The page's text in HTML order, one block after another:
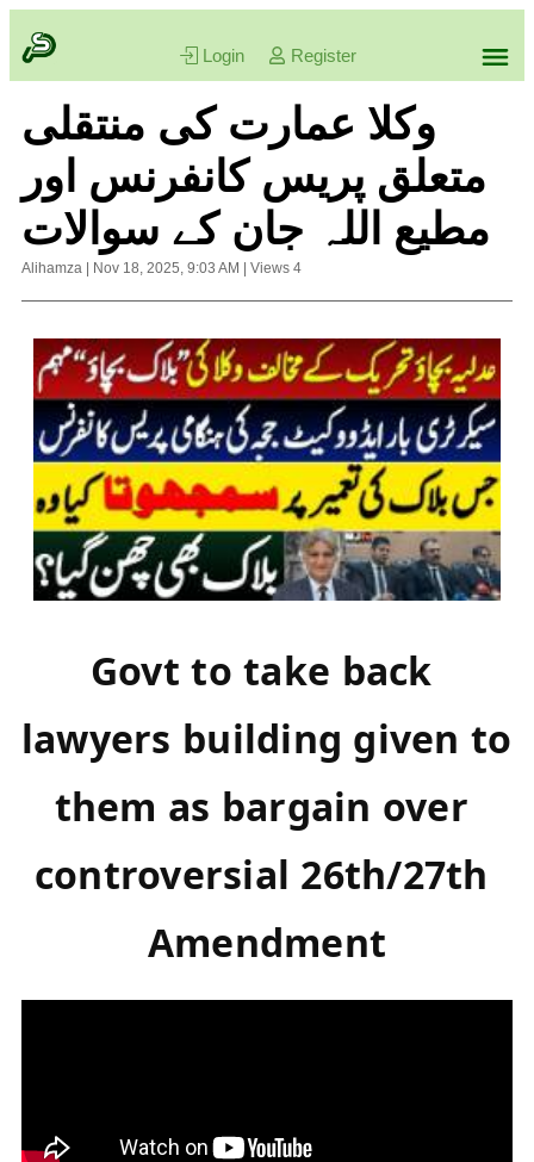
Login Register
وکلا عمارت کی منتقلی
متعلق پریس کانفرنس اور
مطیع اللہ جان کے سوالات
Alihamza Nov 18, 2025, 9:03 AM Views 4
Govt to take back
lawyers building given to
them as bargain over
controversial 26th/27th
Amendment